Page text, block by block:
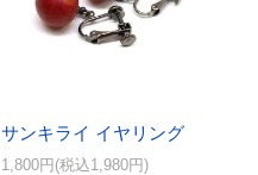
サンキライ イヤリング
1,800円(税込1,980円)